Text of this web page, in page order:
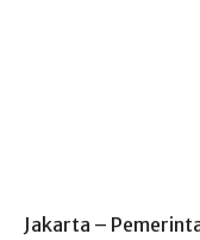
Jakarta –